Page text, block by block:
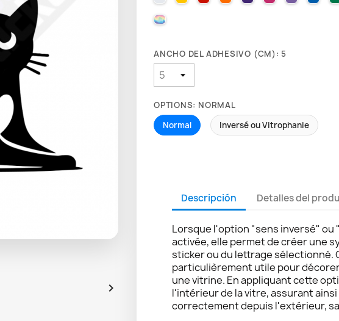

000 HOLOGRAPHIQUE
ANCHO DEL ADHESIVO (CM): 5
OPTIONS: NORMAL
Normal
Inversé ou Vitrophanie
Descripción Detalles del
Lorsque l'option "sens inversé" ou
activée, elle permet de créer une
sticker ou du lettrage sélectionné.
particulièrement utile pour
une vitrine. En appliquant cette
l'intérieur de la vitre, assurant
correctement depuis l'extérieur,